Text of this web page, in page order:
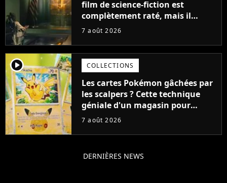
film de science-fiction est
complètement raté, mais il
aurait pu être encore pire à
7 août 2026
player2 COLLECTIONS
Les cartes Pokémon gâchées par
les scalpers ? Cette technique
géniale d'un magasin pour
ruiner les revendeurs
7 août 2026
DERNIÈRES NEWS